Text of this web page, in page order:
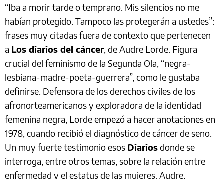
“Iba a morir tarde o temprano. Mis silencios no me
habían protegido. Tampoco las protegerán a ustedes”:
frases muy citadas fuera de contexto que pertenecen
a Los diarios del cáncer, de Audre Lorde. Figura
crucial del feminismo de la Segunda Ola, “negra-
lesbiana-madre-poeta-guerrera”, como le gustaba
definirse. Defensora de los derechos civiles de los
afronorteamericanos y exploradora de la identidad
femenina negra, Lorde empezó a hacer anotaciones en
1978, cuando recibió el diagnóstico de cáncer de seno.
Un muy fuerte testimonio esos Diariosdonde se
interroga, entre otros temas, sobre la relación entre
enfermedad y el estatus de las mujeres. Audre,